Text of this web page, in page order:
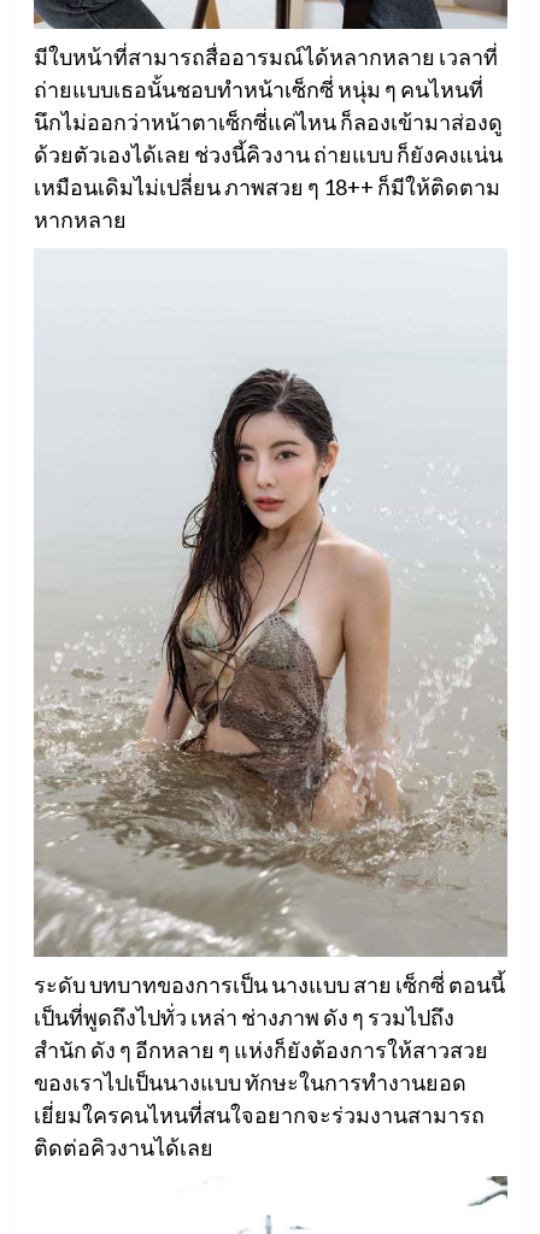
มีใบหน้าที่สามารถสื่ออารมณ์ได้หลากหลาย เวลาที่
ถ่ายแบบเธอนั้นชอบทำหน้าเซ็กซี่ หนุ่ม ๆ คนไหนที่
นึกไม่ออกว่าหน้าตาเซ็กซี่แค่ไหน ก็ลองเข้ามาส่องดู
ด้วยตัวเองได้เลย ช่วงนี้คิวงาน ถ่ายแบบ ก็ยังคงแน่น
เหมือนเดิมไม่เปลี่ยน ภาพสวย ๆ 18++ ก็มีให้ติดตาม
หากหลาย
ระดับ บทบาทของการเป็น นางแบบ สาย เซ็กซี่ ตอนนี้
เป็นที่พูดถึงไปทั่ว เหล่า ช่างภาพ ดัง ๆ รวมไปถึง
สำนัก ดัง ๆ อีกหลาย ๆ แห่งก็ยังต้องการให้สาวสวย
ของเราไปเป็นนางแบบ ทักษะในการทำงานยอด
เยี่ยมใครคนไหนที่สนใจอยากจะร่วมงานสามารถ
ติดต่อคิวงานได้เลย